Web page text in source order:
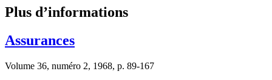
Plus d’informations
Assurances
Volume 36, numéro 2, 1968, p. 89-167